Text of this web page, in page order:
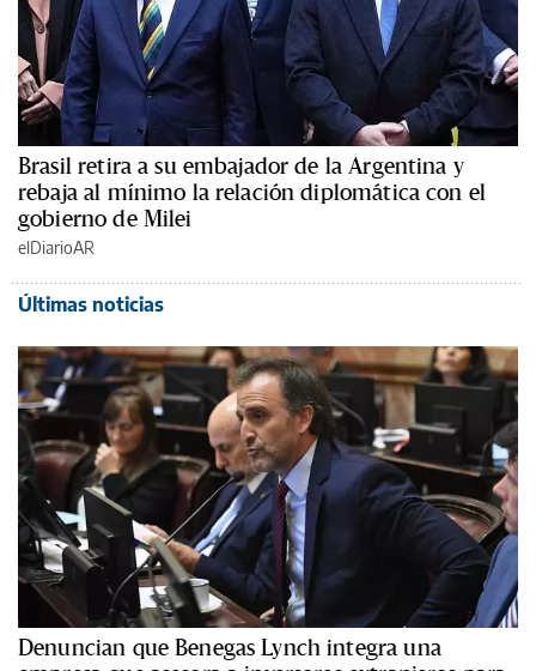
Brasil retira a su embajador de la Argentina y
rebaja al mínimo la relación diplomática con el
gobierno de Milei
elDiarioAR
Últimas noticias
Denuncian que Benegas Lynch integra una